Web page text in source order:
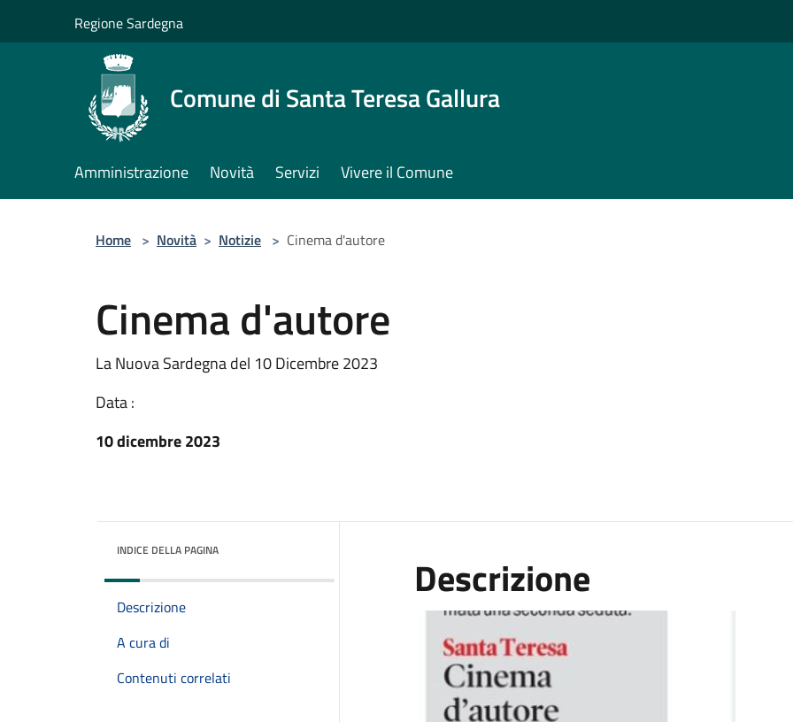
Regione Sardegna
Comune di Santa Teresa Gallura
Amministrazione Novità Servizi Vivere il Comune
Home > Novità > Notizie > Cinema d'autore
Cinema d'autore
La Nuova Sardegna del 10 Dicembre 2023
Data :
10 dicembre 2023
INDICE DELLA PAGINA
Descrizione
A cura di
Contenuti correlati
Descrizione